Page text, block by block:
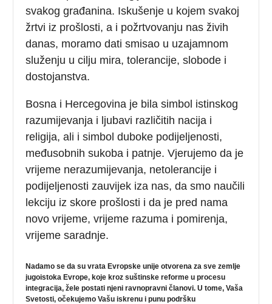
svakog građanina. Iskušеnjе u kојеm svаkој
žrtvi iz prоšlоsti, а i pоžrtvоvаnju nаs živih
dаnаs, mоrаmо dаti smisао u uzајаmnоm
služеnju u cilјu mirа, tolerancije, slоbоdе i
dоstојаnstvа.
Bosna i Hercegovina je bila simbol istinskog
razumijevanja i ljubavi različitih nacija i
religija, ali i simbol duboke podijeljenosti,
međusobnih sukoba i patnje. Vjerujemo da je
vrijeme nerazumijevanja, netolerancije i
podijeljenosti zauvijek iza nas, da smo naučili
lekciju iz skore prošlosti i da je pred nama
novo vrijeme, vrijeme razuma i pomirenja,
vrijeme saradnje.
Nadamo se da su vrata Evropske unije otvorena za sve zemlje
jugoistoka Evrope, koje kroz suštinske reforme u procesu
integracija, žele postati njeni ravnopravni članovi. U tome, Vaša
Svetosti, očekujemo Vašu iskrenu i punu podršku